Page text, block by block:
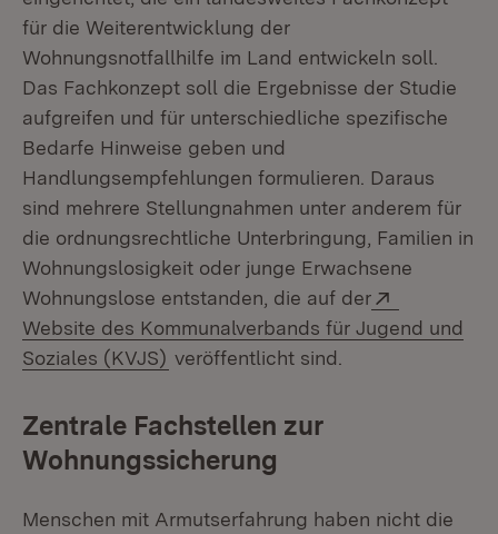
für die Weiterentwicklung der
Wohnungsnotfallhilfe im Land entwickeln soll.
Das Fachkonzept soll die Ergebnisse der Studie
aufgreifen und für unterschiedliche spezifische
Bedarfe Hinweise geben und
Handlungsempfehlungen formulieren. Daraus
sind mehrere Stellungnahmen unter anderem für
die ordnungsrechtliche Unterbringung, Familien in
Wohnungslosigkeit oder junge Erwachsene
Wohnungslose entstanden, die auf der
Website des Kommunalverbands für Jugend und
Soziales (KVJS) (Öffnet in neuem Fenster)
veröffentlicht sind.
Zentrale Fachstellen zur
Wohnungssicherung
Menschen mit Armutserfahrung haben nicht die